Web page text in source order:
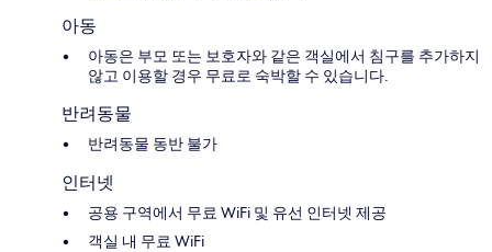
아동
아동은 부모 또는 보호자와 같은 객실에서 침구를 추가하지
않고 이용할 경우 무료로 숙박할 수 있습니다.
반려동물
반려동물 동반 불가
인터넷
공용 구역에서 무료 WiFi 및 유선 인터넷 제공
객실 내 무료 WiFi